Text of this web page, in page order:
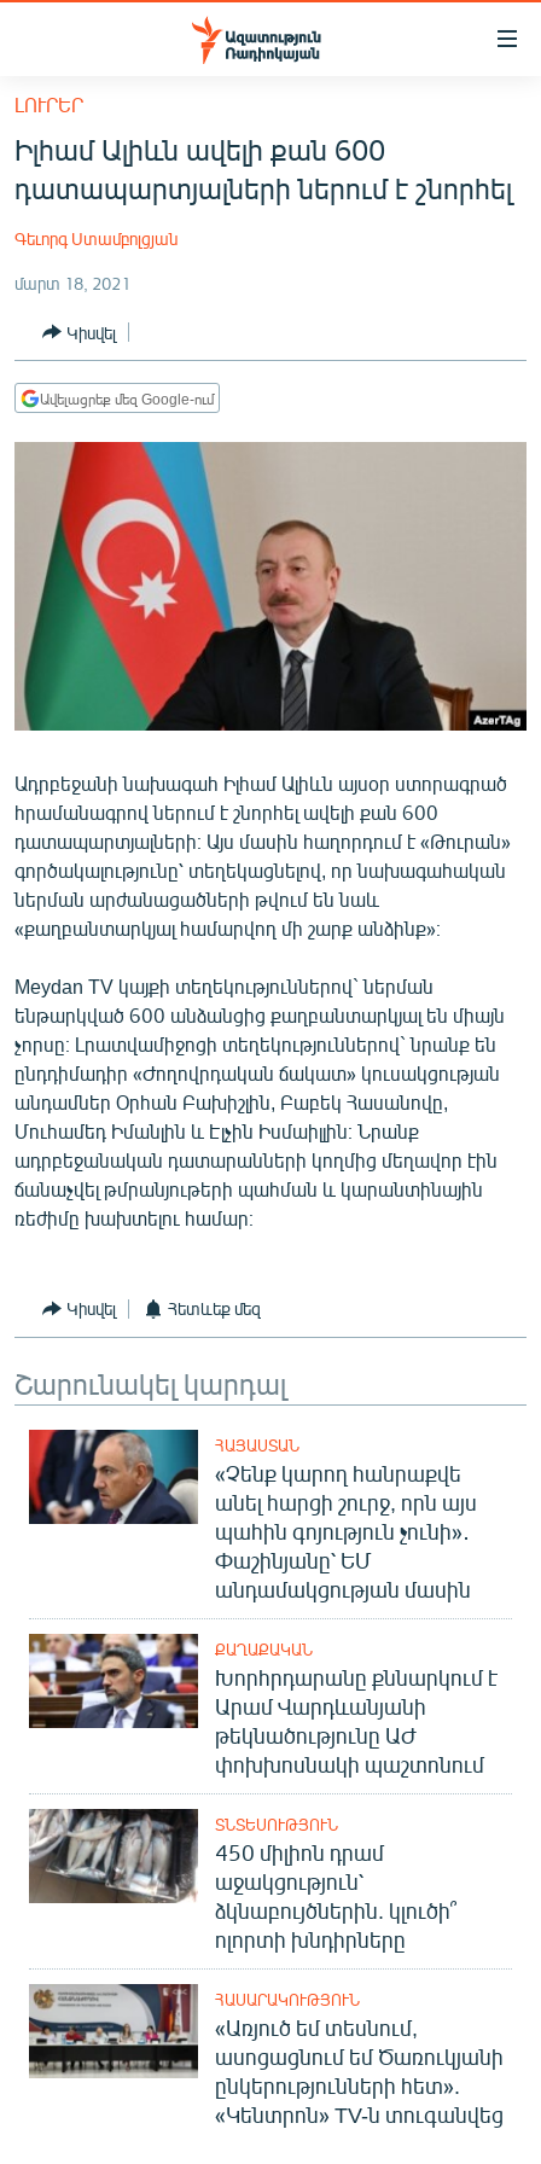
Մատչելիության
հիմնական
բովանդակությանը
հիմնական
մենյուին
ՀԱՅԱՍՏԱՆ
ՔԱՂԱՔԱԿԱՆ
ԸՆՏՐՈՒԹՅՈՒՆՆԵՐ 2026
ԻՐԱՎՈՒՆՔ
ՀԱՍԱՐԱԿՈՒԹՅՈՒՆ
ՏՆՏԵՍՈՒԹՅՈՒՆ
ՊԱՏԵՐԱԶՄԻ 6 ՇԱԲԱԹՆԵՐԸ
ՏԱՐԱԾԱՇՐՋԱՆ
ՄԻՋԱԶԳԱՅԻՆ
ՄՇԱԿՈՒՅԹ
ՍՊՈՐՏ
ՄԵԿՆԱԲԱՆՈՒԹՅՈՒՆ
ՏՏ ԵՒ ԻՆՏԵՐՆԵՏ
ԿՈՐՈՆԱՎԻՐՈՒՍ
ԱՐԽԻՎ
ՏԵՍԱՆՅՈՒԹԵՐ
ԲԱՆԱՎԵՃ
ՓՈԴՔԱՍԹ
Հայերեն
English
Русский
ՀԵՏԵՎԵՔ ՄԵԶ
«Ազատության» բոլոր կայքերը
ԼՈՒՐԵՐ
Իլհամ Ալիևն ավելի քան 600
դատապարտյալների ներում է շնորհել
Գեւորգ Ստամբոլցյան
մարտ 18, 2021
Կիսվել
Ավելացրեք մեզ Google-ում
Ադրբեջանի նախագահ Իլհամ Ալիևն այսօր ստորագրած
հրամանագրով ներում է շնորհել ավելի քան 600
դատապարտյալների։ Այս մասին հաղորդում է «Թուրան»
գործակալությունը՝ տեղեկացնելով, որ նախագահական
ներման արժանացածների թվում են նաև
«քաղբանտարկյալ համարվող մի շարք անձինք»։
Meydan TV կայքի տեղեկություններով` ներման
ենթարկված 600 անձանցից քաղբանտարկյալ են միայն
չորսը։ Լրատվամիջոցի տեղեկություններով` նրանք են
ընդդիմադիր «Ժողովրդական ճակատ» կուսակցության
անդամներ Օրհան Բախիշլին, Բաբեկ Հասանովը,
Մուհամեդ Իմանլին և Էլչին Իսմաիլլին։ Նրանք
ադրբեջանական դատարանների կողմից մեղավոր էին
ճանաչվել թմրանյութերի պահման և կարանտինային
ռեժիմը խախտելու համար։
Կիսվել Հետևեք մեզ
Շարունակել կարդալ
ՀԱՅԱՍՏԱՆ
«Չենք կարող հանրաքվե
անել հարցի շուրջ, որն այս
պահին գոյություն չունի»․
Փաշինյանը՝ ԵՄ
անդամակցության մասին
ՔԱՂԱՔԱԿԱՆ
Խորհրդարանը քննարկում է
Արամ Վարդևանյանի
թեկնածությունը ԱԺ
փոխխոսնակի պաշտոնում
ՏՆՏԵՍՈՒԹՅՈՒՆ
450 միլիոն դրամ
աջակցություն՝
ձկնաբույծներին. կլուծի՞
ոլորտի խնդիրները
ՀԱՍԱՐԱԿՈՒԹՅՈՒՆ
«Առյուծ եմ տեսնում,
ասոցացնում եմ Ծառուկյանի
ընկերությունների հետ».
«Կենտրոն» TV-ն տուգանվեց